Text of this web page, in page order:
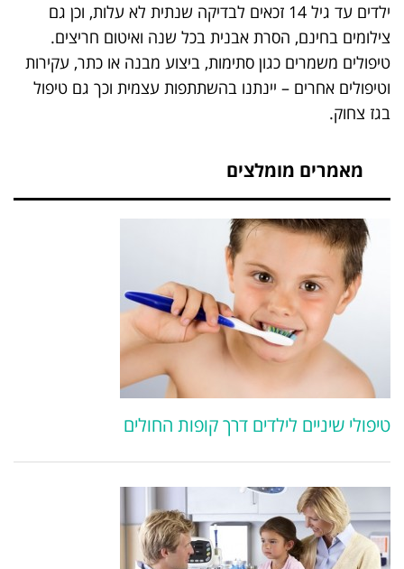
ילדים עד גיל 14 זכאים לבדיקה שנתית לא עלות, וכן גם
צילומים בחינם, הסרת אבנית בכל שנה ואיטום חריצים.
טיפולים משמרים כגון סתימות, ביצוע מבנה או כתר, עקירות
וטיפולים אחרים – יינתנו בהשתתפות עצמית וכך גם טיפול
בגז צחוק.
מאמרים מומלצים
טיפולי שיניים לילדים דרך קופות החולים